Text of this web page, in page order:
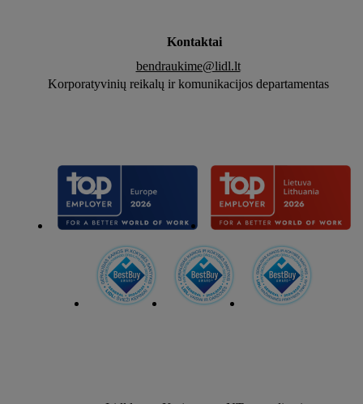
Kontaktai
bendraukime@lidl.lt
Korporatyvinių reikalų ir komunikacijos departamentas